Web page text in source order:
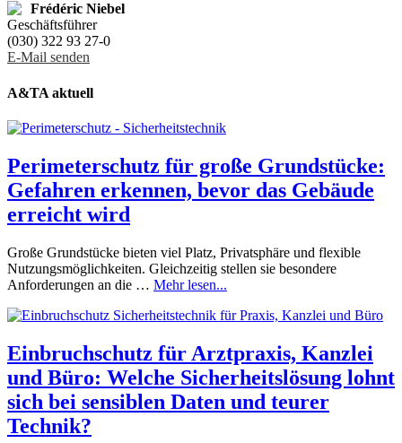
Frédéric Niebel
Geschäftsführer
(030) 322 93 27-0
E-Mail senden
A&TA aktuell
Perimeterschutz für große Grundstücke:
Gefahren erkennen, bevor das Gebäude
erreicht wird
Große Grundstücke bieten viel Platz, Privatsphäre und flexible
Nutzungsmöglichkeiten. Gleichzeitig stellen sie besondere
Anforderungen an die … Mehr lesen...
Einbruchschutz für Arztpraxis, Kanzlei
und Büro: Welche Sicherheitslösung lohnt
sich bei sensiblen Daten und teurer
Technik?